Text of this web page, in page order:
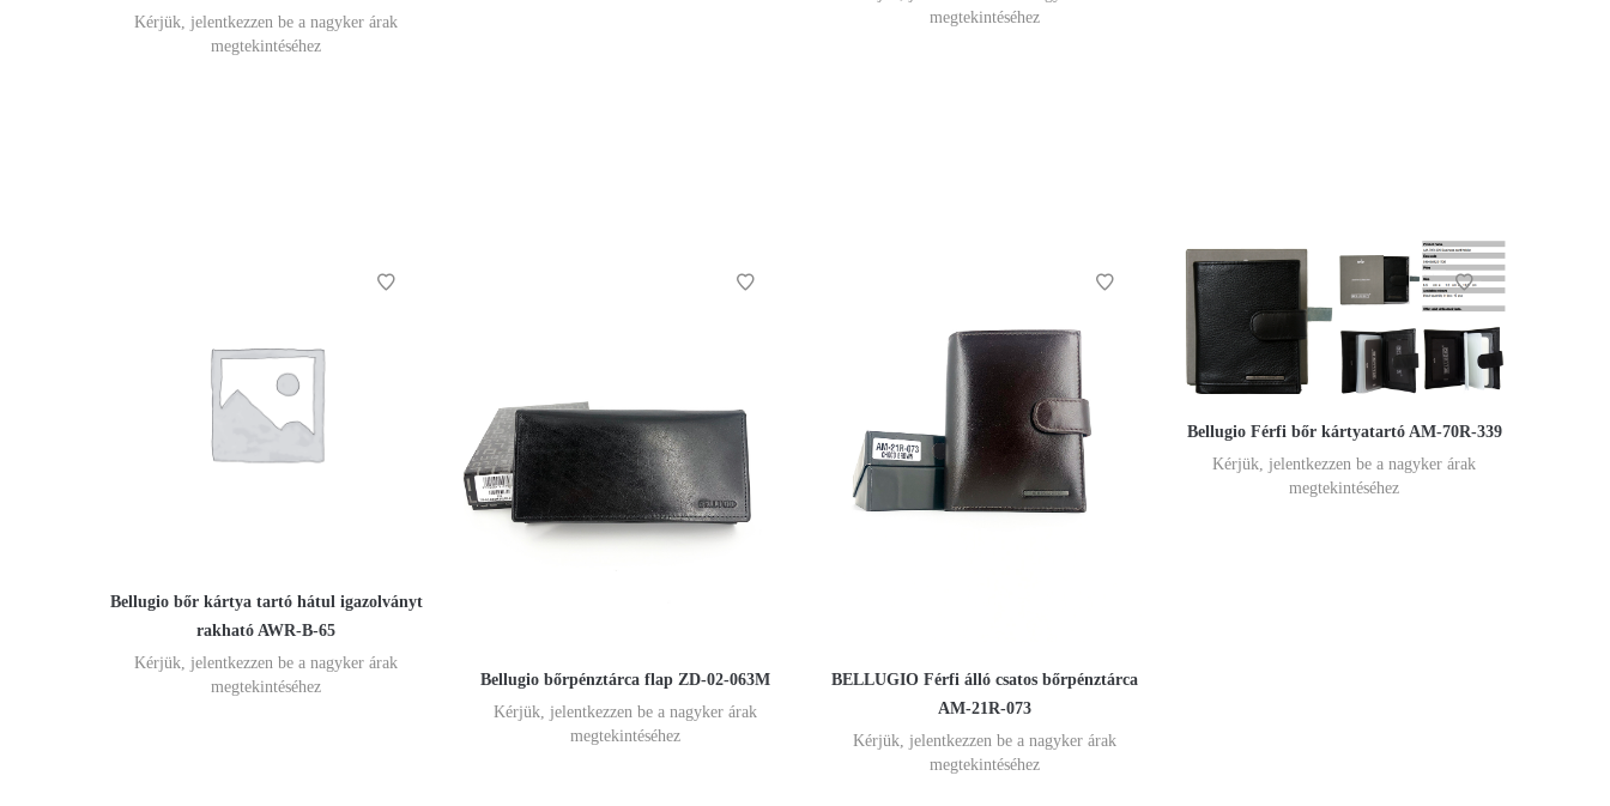
Kérjük, jelentkezzen be a nagyker árak
megtekintéséhez
megtekintéséhez
Bellugio bőr kártya tartó hátul igazolványt
rakható AWR-B-65
Kérjük, jelentkezzen be a nagyker árak
megtekintéséhez
Bellugio bőrpénztárca flap ZD-02-063M
Kérjük, jelentkezzen be a nagyker árak
megtekintéséhez
BELLUGIO Férfi álló csatos bőrpénztárca
AM-21R-073
Kérjük, jelentkezzen be a nagyker árak
megtekintéséhez
Bellugio Férfi bőr kártyatartó AM-70R-339
Kérjük, jelentkezzen be a nagyker árak
megtekintéséhez